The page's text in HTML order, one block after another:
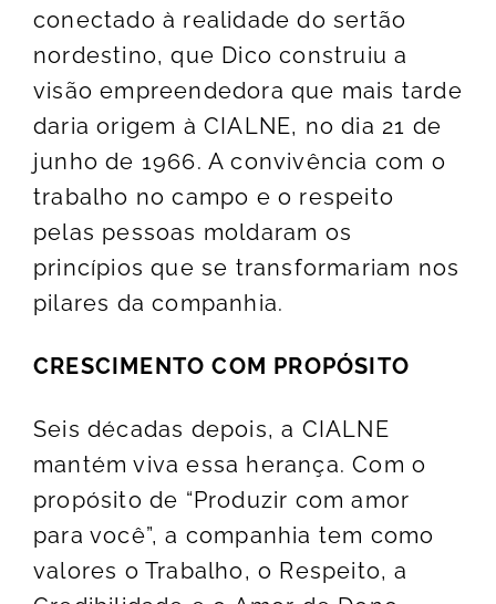
conectado à realidade do sertão
nordestino, que Dico construiu a
visão empreendedora que mais tarde
daria origem à CIALNE, no dia 21 de
junho de 1966. A convivência com o
trabalho no campo e o respeito
pelas pessoas moldaram os
princípios que se transformariam nos
pilares da companhia.
CRESCIMENTO COM PROPÓSITO
Seis décadas depois, a CIALNE
mantém viva essa herança. Com o
propósito de “Produzir com amor
para você”, a companhia tem como
valores o Trabalho, o Respeito, a